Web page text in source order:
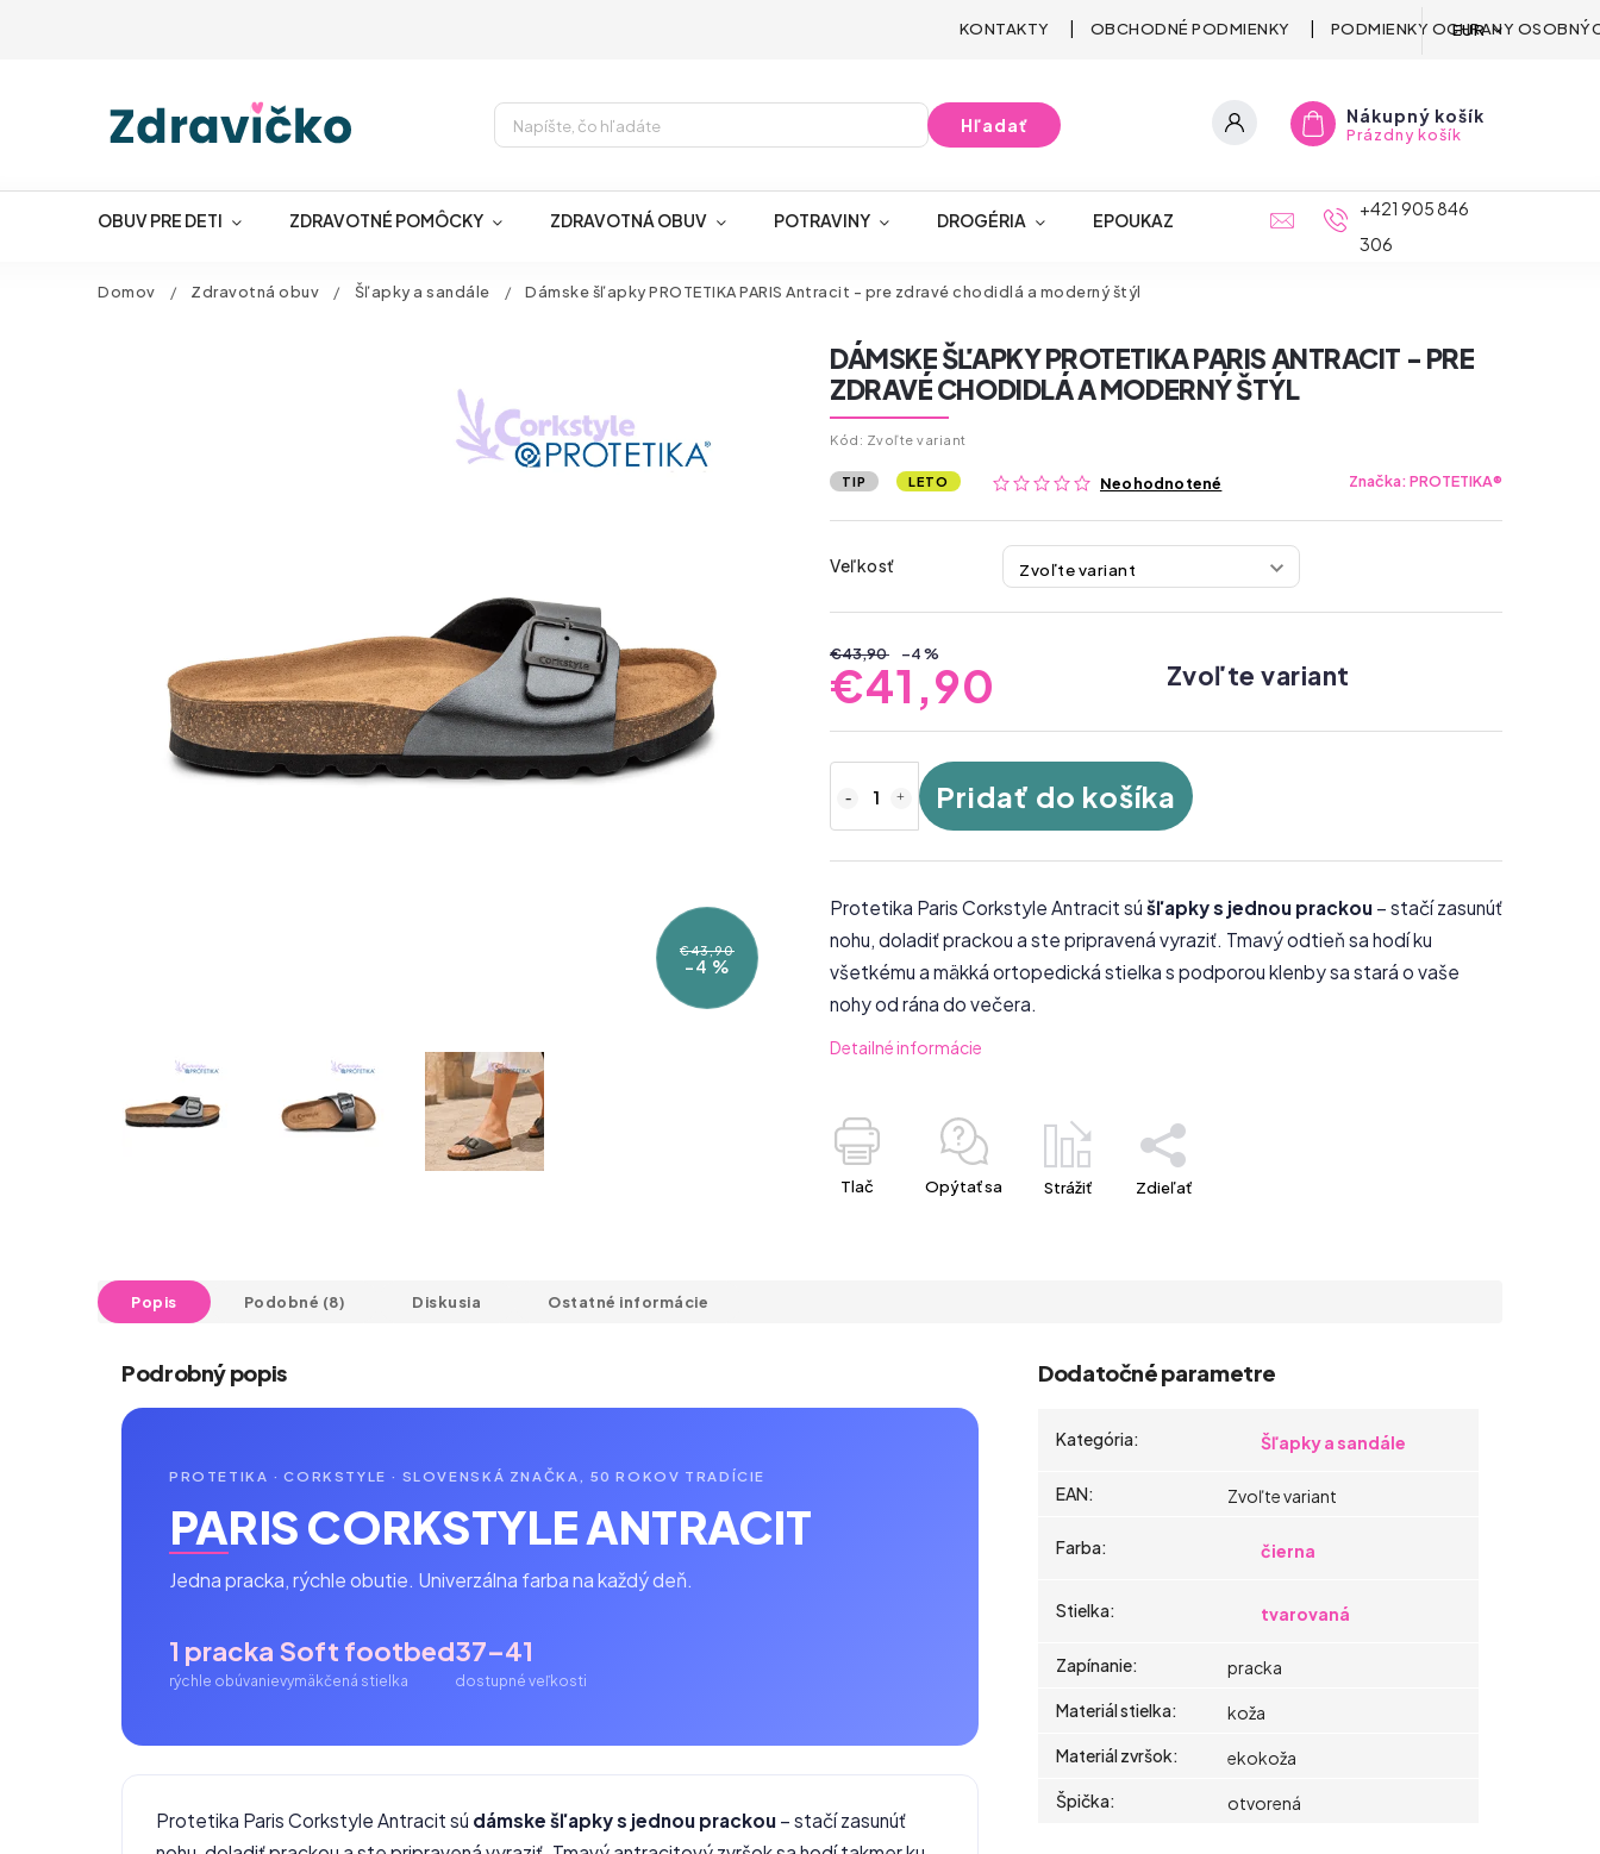
KONTAKTY OBCHODNÉ PODMIENKY PODMIENKY OCHRANY
EUR
Hľadať Nákupný košík
Prázdny košík
OBUV PRE DETI ZDRAVOTNÉ POMÔCKY ZDRAVOTNÁ OBUV POTRAVINY DROGÉRIA EPOUKAZ
+421 905 846
306
Domov / Zdravotná obuv / Šľapky a sandále / Dámske šľapky PROTETIKA PARIS Antracit - pre zdravé chodidlá a moderný štýl
€43,90
–4 %
DÁMSKE ŠĽAPKY PROTETIKA PARIS ANTRACIT - PRE
ZDRAVÉ CHODIDLÁ A MODERNÝ ŠTÝL
Kód: Zvoľte variant
TIP LETO Neohodnotené Značka:PROTETIKA®
Veľkosť
€43,90 –4 %
€41,90 Zvoľte variant
Pridať do košíka
Protetika Paris Corkstyle Antracit sú šľapky s jednou prackou – stačí zasunúť
nohu, doladiť prackou a ste pripravená vyraziť. Tmavý odtieň sa hodí ku
všetkému a mäkká ortopedická stielka s podporou klenby sa stará o vaše
nohy od rána do večera.
Detailné informácie
Tlač Opýtať sa Strážiť Zdieľať
Popis Podobné (8) Diskusia Ostatné informácie
Podrobný popis
PROTETIKA · CORKSTYLE · SLOVENSKÁ ZNAČKA, 50 ROKOV TRADÍCIE
PARIS CORKSTYLE ANTRACIT
Jedna pracka, rýchle obutie. Univerzálna farba na každý deň.
1 pracka
rýchle obúvanie
Soft footbed
vymäkčená stielka
37–41
dostupné veľkosti
Protetika Paris Corkstyle Antracit sú dámske šľapky s jednou prackou – stačí zasunúť
Dodatočné parametre
Kategória: Šľapky a sandále
EAN: Zvoľte variant
Farba: čierna
Stielka: tvarovaná
Zapínanie:
pracka
Materiál stielka:
koža
Materiál zvršok:
ekokoža
Špička: otvorená